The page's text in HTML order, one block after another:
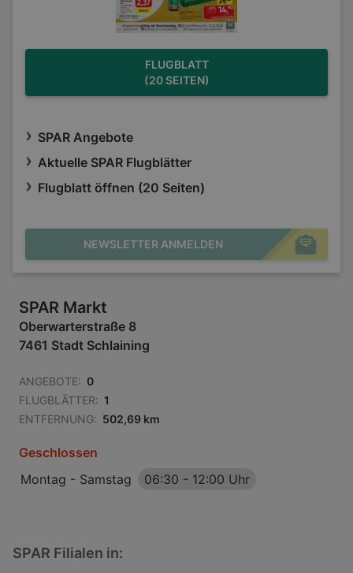
FLUGBLATT
(20 SEITEN)
SPAR Angebote
Aktuelle SPAR Flugblätter
Flugblatt öffnen (20 Seiten)
NEWSLETTER ANMELDEN
SPAR Markt
Oberwarterstraße 8
7461 Stadt Schlaining
ANGEBOTE: 0
FLUGBLÄTTER: 1
ENTFERNUNG: 502,69 km
Geschlossen
Montag - Samstag
06:30 - 12:00 Uhr
SPAR Filialen in: